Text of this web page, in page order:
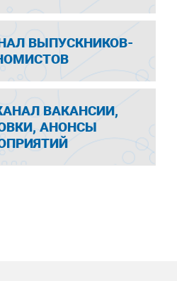
ВЫПУСКНИКОВ-
ВАКАНСИИ,
АНОНСЫ